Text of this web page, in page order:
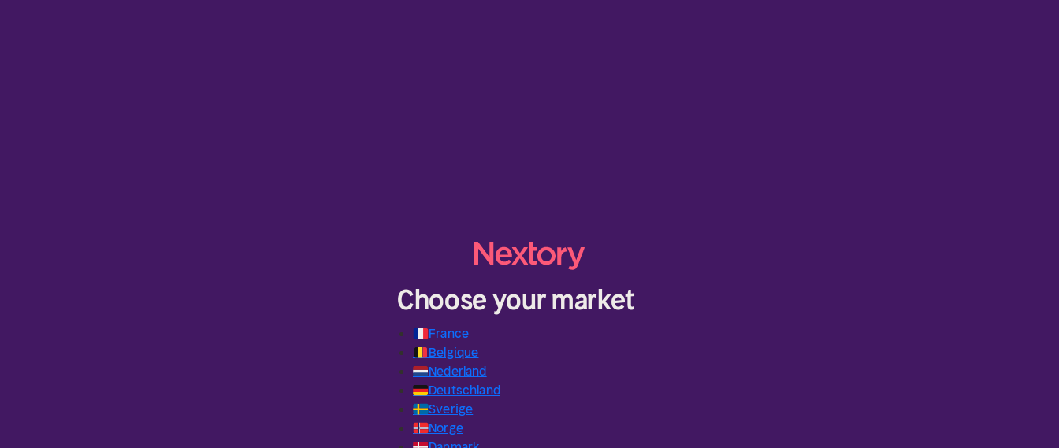
Choose your market
🇫🇷France
🇧🇪Belgique
🇳🇱Nederland
🇩🇪Deutschland
🇸🇪Sverige
🇳🇴Norge